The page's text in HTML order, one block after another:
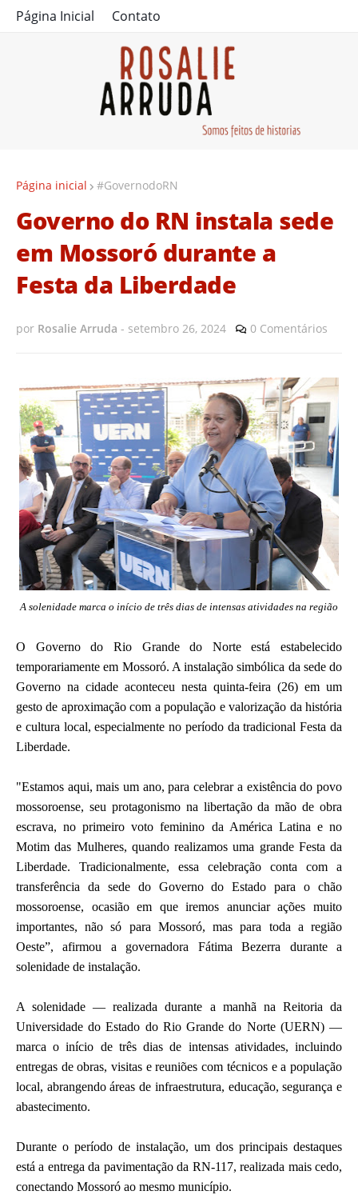
Página Inicial Contato
Página inicial #GovernodoRN
Governo do RN instala sede
em Mossoró durante a
Festa da Liberdade
por Rosalie Arruda - setembro 26, 2024 0 Comentários
A solenidade marca o início de três dias de intensas atividades na região
O Governo do Rio Grande do Norte está estabelecido
temporariamente em Mossoró. A instalação simbólica da sede do
Governo na cidade aconteceu nesta quinta-feira (26) em um
gesto de aproximação com a população e valorização da história
e cultura local, especialmente no período da tradicional Festa da
Liberdade.
"Estamos aqui, mais um ano, para celebrar a existência do povo
mossoroense, seu protagonismo na libertação da mão de obra
escrava, no primeiro voto feminino da América Latina e no
Motim das Mulheres, quando realizamos uma grande Festa da
Liberdade. Tradicionalmente, essa celebração conta com a
transferência da sede do Governo do Estado para o chão
mossoroense, ocasião em que iremos anunciar ações muito
importantes, não só para Mossoró, mas para toda a região
Oeste”, afirmou a governadora Fátima Bezerra durante a
solenidade de instalação.
A solenidade — realizada durante a manhã na Reitoria da
Universidade do Estado do Rio Grande do Norte (UERN) —
marca o início de três dias de intensas atividades, incluindo
entregas de obras, visitas e reuniões com técnicos e a população
local, abrangendo áreas de infraestrutura, educação, segurança e
abastecimento.
Durante o período de instalação, um dos principais destaques
está a entrega da pavimentação da RN-117, realizada mais cedo,
conectando Mossoró ao mesmo município.